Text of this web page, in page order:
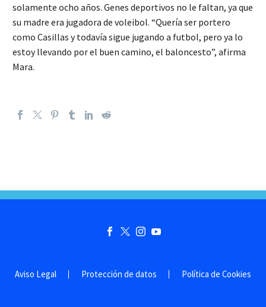
solamente ocho años. Genes deportivos no le faltan, ya que
su madre era jugadora de voleibol. “Quería ser portero
como Casillas y todavía sigue jugando a futbol, pero ya lo
estoy llevando por el buen camino, el baloncesto”, afirma
Mara.
Aviso Legal Protección de datos Política de Cookies